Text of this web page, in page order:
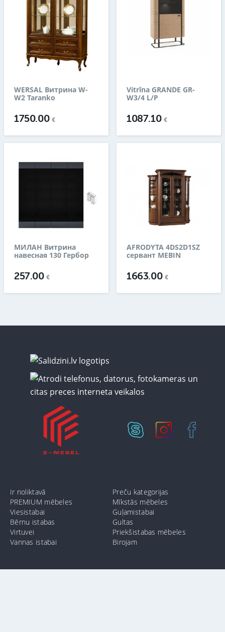
WERSAL Витрина W-
W2 Taranko
1750.00 €
Vitrīna GRANDE GR-
W3/4 L/P
1087.10 €
МИЛАН Витрина
навесная 130 Гербор
257.00€
AFRODYTA 4DS2D1SZ
сервант MEBIN
1663.00 €
Ir noliktavā
Preču kategorijas
PREMIUM mēbeles
Mīkstās mēbeles
Viesistabai
Guļamistabai
Bērnu istabas
Gultas
Virtuvei
Priekšistabas mēbeles
Vannas istabai
Birojam